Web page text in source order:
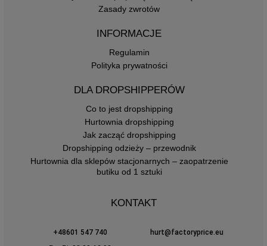
Zasady zwrotów
INFORMACJE
Regulamin
Polityka prywatności
DLA DROPSHIPPERÓW
Co to jest dropshipping
Hurtownia dropshipping
Jak zacząć dropshipping
Dropshipping odzieży – przewodnik
Hurtownia dla sklepów stacjonarnych – zaopatrzenie
butiku od 1 sztuki
KONTAKT
+48601 547 740
hurt@factoryprice.eu